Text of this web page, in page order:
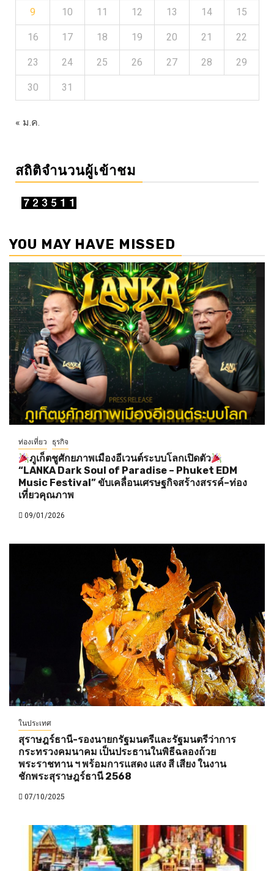
9 10 11 12 13 14 15
16 17 18 19 20 21 22
23 24 25 26 27 28 29
30 31
« ม.ค.
สถิติจำนวนผู้เข้าชม
YOU MAY HAVE MISSED
ท่องเที่ยว ธุรกิจ
ภูเก็ตชูศักยภาพเมืองอีเวนต์ระบบโลกเปิดตัว
“LANKA Dark Soul of Paradise – Phuket EDM
Music Festival” ขับเคลื่อนเศรษฐกิจสร้างสรรค์–ท่อง
เที่ยวคุณภาพ
09/01/2026
ในประเทศ
สุราษฎร์ธานี-รองนายกรัฐมนตรีและรัฐมนตรีว่าการ
กระทรวงคมนาคม เป็นประธานในพิธีฉลองถ้วย
พระราชทาน ฯ พร้อมการแสดง แสง สี เสียง ในงาน
ชักพระสุราษฎร์ธานี 2568
07/10/2025